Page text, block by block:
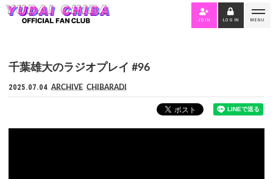
JOIN LOGIN MENU
千葉雄大のラジオプレイ #96
2025.07.04 ARCHIVE CHIBARADI